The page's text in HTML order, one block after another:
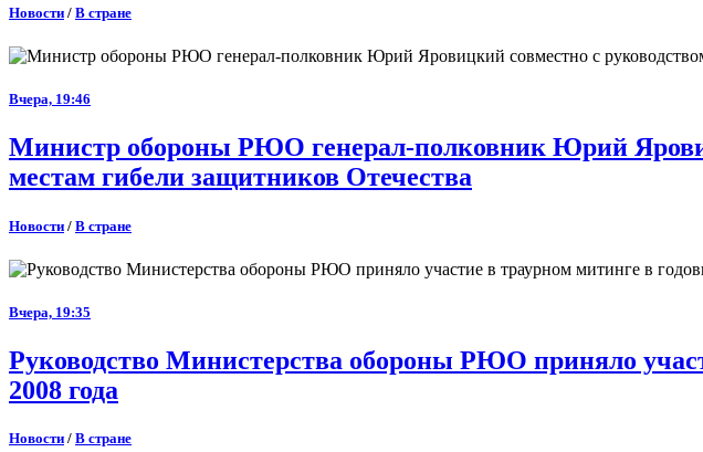
Новости / В стране
Вчера, 19:46
Министр обороны РЮО генерал-полковник Юрий
местам гибели защитников Отечества
Новости / В стране
Вчера, 19:35
Руководство Министерства обороны РЮО приняло
2008 года
Новости / В стране